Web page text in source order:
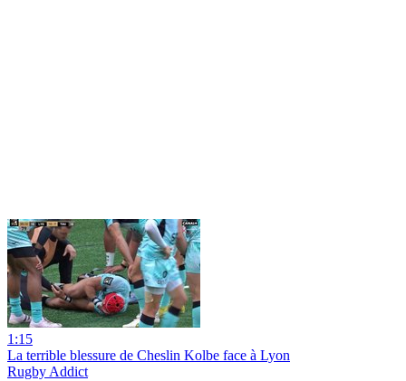
1:15
La terrible blessure de Cheslin Kolbe face à Lyon
Rugby Addict